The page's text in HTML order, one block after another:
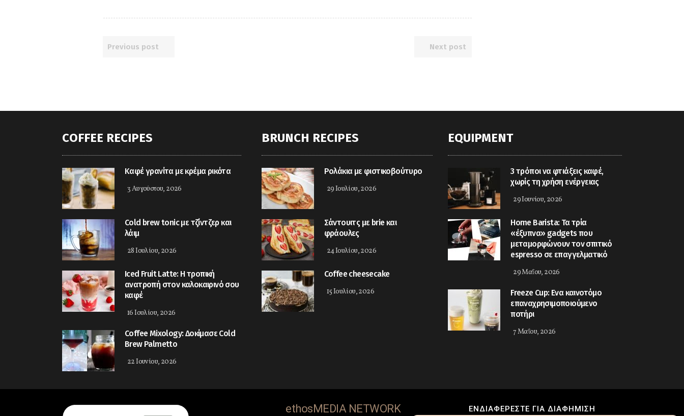
Previous post Next post
COFFEE RECIPES
Kαφέ γρανίτα με κρέμα ρικότα
3 Αυγούστου, 2026
Cold brew tonic με τζίντζερ και
λάιμ
28 Ιουλίου, 2026
Iced Fruit Latte: Η τροπική
ανατροπή στον καλοκαιρινό σου
καφέ
16 Ιουλίου, 2026
Coffee Mixology: Δοκίμασε Cold
Brew Palmetto
22 Ιουνίου, 2026
BRUNCH RECIPES
Ρολάκια με φιστικοβούτυρο
29 Ιουλίου, 2026
Σάντουιτς με brie και
φράουλες
24 Ιουλίου, 2026
Coffee cheesecake
15 Ιουλίου, 2026
EQUIPMENT
3 τρόποι να φτιάξεις καφέ,
χωρίς τη χρήση ενέργειας
29 Ιουνίου, 2026
Home Barista: Τα τρία
«έξυπνα» gadgets που
μεταμορφώνουν τον σπιτικό
espresso σε επαγγελματικό
29 Μαΐου, 2026
Freeze Cup: Eνα καινοτόμο
επαναχρησιμοποιούμενο
ποτήρι
7 Μαΐου, 2026
ethosMEDIA NETWORK ΕΝΔΙΑΦΈΡΕΣΤΕ ΓΙΑ ΔΙΑΦΉΜΙΣΗ